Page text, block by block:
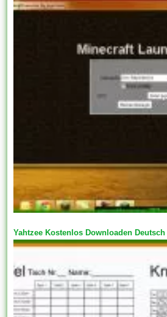
Yahtzee Kostenlos Downloaden Deutsch